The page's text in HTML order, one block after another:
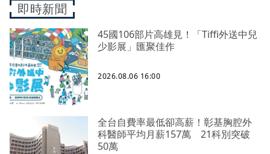
即時新聞
45國106部片高雄見！「Tiffi外送中兒
少影展」匯聚佳作
2026.08.06 16:00
全台自費率最低卻高薪！彰基胸腔外
科醫師平均月薪157萬 21科別突破
50萬